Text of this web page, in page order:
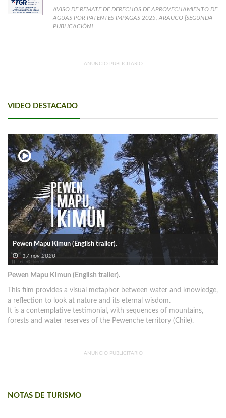
AVISO DE REMATE DE DERECHOS DE APROVECHAMIENTO DE
AGUAS POR PATENTES IMPAGAS 2025, ARAUCO [SEGUNDA
PUBLICACIÓN]
ANUNCIO PUBLICITARIO
VIDEO DESTACADO
Pewen Mapu Kimun (English trailer).
17 nov 2020
Pewen Mapu Kimun (English trailer).
This film provides a visual metaphor between water and knowledge,
a reflection to look at nature and its eternal wisdom.
It is a contemplative testimonial, with sequences of mountains,
forests and water reserves of the Pewenche territory (Chile).
ANUNCIO PUBLICITARIO
NOTAS DE TURISMO